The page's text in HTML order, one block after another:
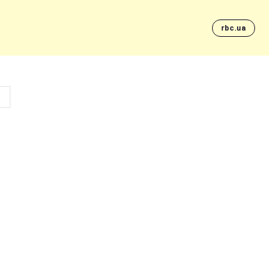
rbc.ua